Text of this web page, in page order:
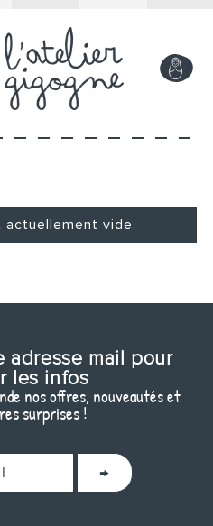
vide.
adresse mail pour
les infos
nos offres, nouveautés et
surprises !